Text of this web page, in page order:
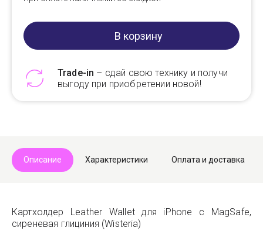
В корзину
Trade-in – сдай свою технику и получи
выгоду при приобретении новой!
Описание Характеристики Оплата и доставка
Картхолдер Leather Wallet для iPhone с MagSafe,
сиреневая глициния (Wisteria)